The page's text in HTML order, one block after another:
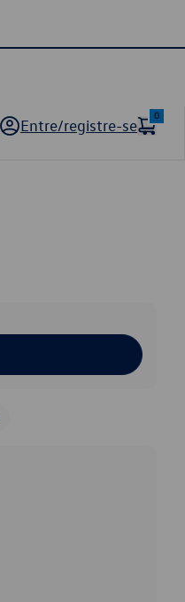
Entre/registre-se
0